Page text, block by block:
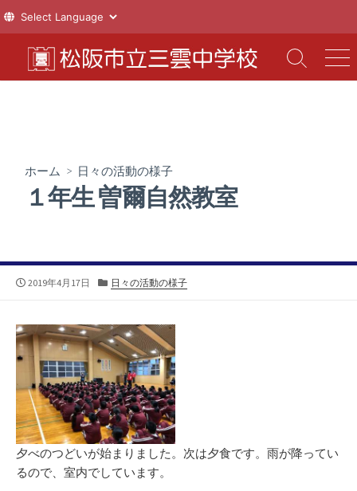
テ
検
索
メ
ニ
ホーム > 日々の活動の様子
１年生 曽爾自然教室
公
2019年4月17日
カ
リ
ー
日々の活動の様子
夕べのつどいが始まりました。次は夕食です。雨が降ってい
るので、室内でしています。